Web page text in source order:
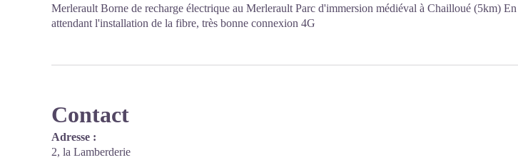
Merlerault Borne de recharge électrique au Merlerault Parc d'immersion médiéval à Chailloué (5km) En
attendant l'installation de la fibre, très bonne connexion 4G
Contact
Adresse :
2, la Lamberderie